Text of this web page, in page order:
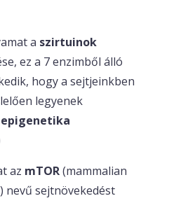
a szirtuinok
ez a 7 enzimből álló
hogy a sejtjeinkben
legyenek
epigenetika
az mTOR(mammalian
nevű sejtnövekedést